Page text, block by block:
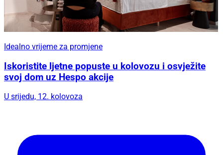
Idealno vrijeme za promjene
Iskoristite ljetne popuste u kolovozu i osvježite
svoj dom uz Hespo akcije
U srijedu, 12. kolovoza